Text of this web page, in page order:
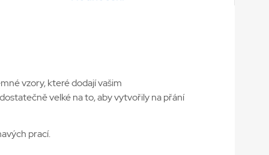
vzory, které dodají vašim
velké na to, aby vytvořily na přání
prací.